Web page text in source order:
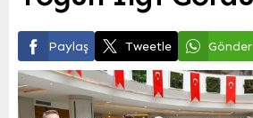
Paylaş Tweetle Gönder